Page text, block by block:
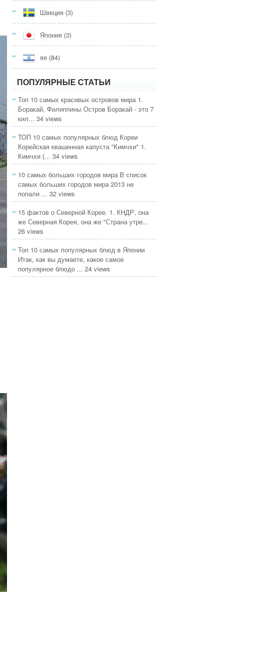
Швеция (3)
Япония (3)
яя (84)
ПОПУЛЯРНЫЕ СТАТЬИ
Топ 10 самых красивых островов мира 1.
Боракай, Филиппины Остров Боракай - это 7
кил... 34 views
ТОП 10 самых популярных блюд Кореи
Корейская квашенная капуста "Кимчхи" 1.
Кимчхи (... 34 views
10 самых больших городов мира В список
самых больших городов мира 2013 не
попали ... 32 views
15 фактов о Северной Корее. 1. КНДР, она
же Северная Корея, она же "Страна утре...
26 views
Топ 10 самых популярных блюд в Японии
Итак, как вы думаете, какое самое
популярное блюдо ... 24 views